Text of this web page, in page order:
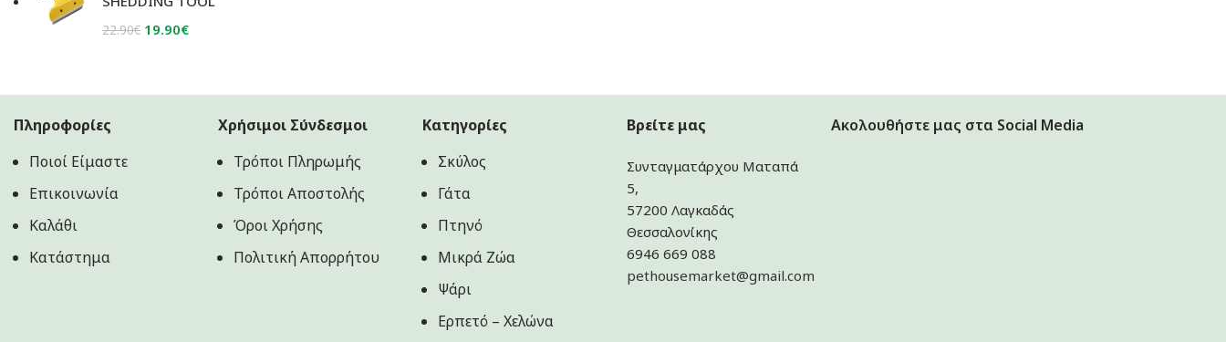
22.90€ Original
22.90€.
19.90€Η
είναι:
19.90€.
Πληροφορίες
Ποιοί Είμαστε
Επικοινωνία
Καλάθι
Κατάστημα
Χρήσιμοι Σύνδεσμοι
Τρόποι Πληρωμής
Τρόποι Αποστολής
Όροι Χρήσης
Πολιτική Aπορρήτου
Κατηγορίες
Σκύλος
Γάτα
Πτηνό
Μικρά Ζώα
Ψάρι
Ερπετό – Χελώνα
Βρείτε μας
Συνταγματάρχου Ματαπά
5,
57200 Λαγκαδάς
Θεσσαλονίκης
6946 669 088
pethousemarket@gmail.com
Ακολουθήστε μας στα Social Media